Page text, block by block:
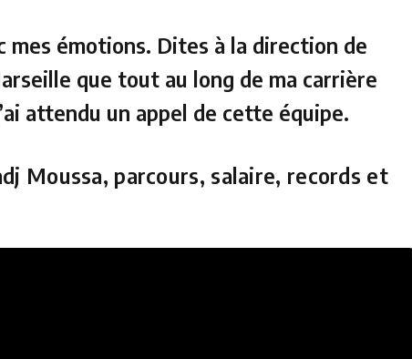
mes émotions. Dites à la direction de
que tout au long de ma carrière
attendu un appel de cette équipe.
Moussa, parcours, salaire, records et